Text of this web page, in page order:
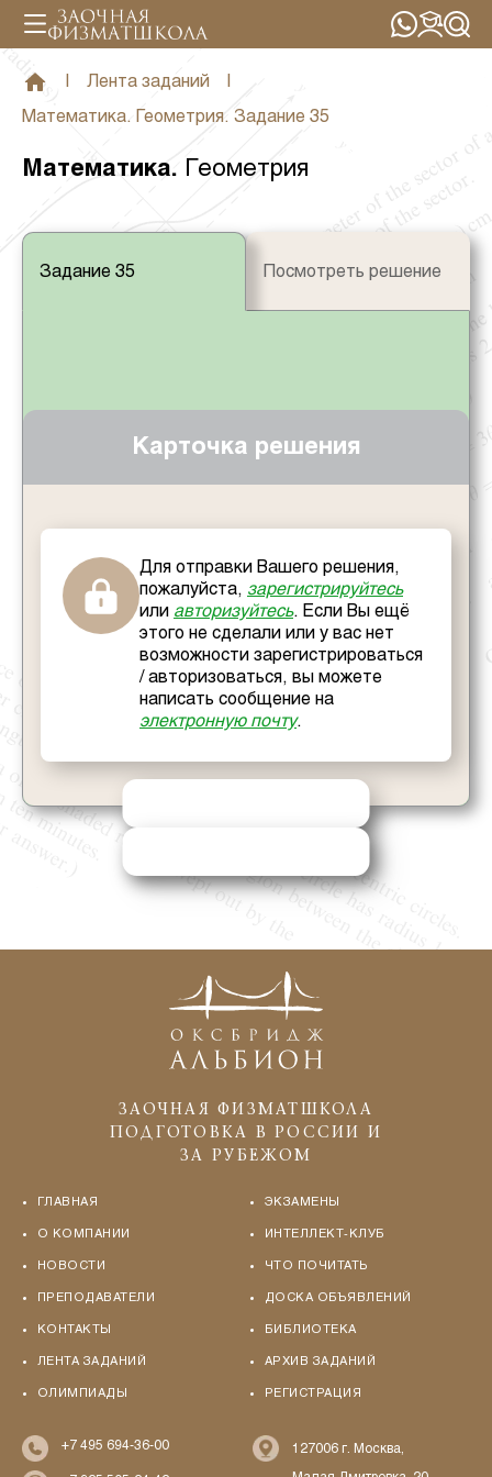
Лента заданий
Математика. Геометрия. Задание 35
Математика. Геометрия
Задание 35 Посмотреть решение
Карточка решения
Для отправки Вашего решения,
пожалуйста, зарегистрируйтесь
или авторизуйтесь. Если Вы ещё
этого не сделали или у вас нет
возможности зарегистрироваться
/ авторизоваться, вы можете
написать сообщение на
электронную почту.
ЗАОЧНАЯ ФИЗМАТШКОЛА
ПОДГОТОВКА В РОССИИ И
ЗА РУБЕЖОМ
ГЛАВНАЯ
О КОМПАНИИ
НОВОСТИ
ПРЕПОДАВАТЕЛИ
КОНТАКТЫ
ЛЕНТА ЗАДАНИЙ
ОЛИМПИАДЫ
ЭКЗАМЕНЫ
ИНТЕЛЛЕКТ-КЛУБ
ЧТО ПОЧИТАТЬ
ДОСКА ОБЪЯВЛЕНИЙ
БИБЛИОТЕКА
АРХИВ ЗАДАНИЙ
РЕГИСТРАЦИЯ
+7 495 694-36-00 127006 г. Москва,